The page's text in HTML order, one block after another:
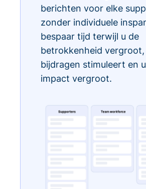
berichten voor elke
zonder individuele
bespaar tijd terwijl u de
betrokkenheid vergroot,
bijdragen stimuleert en
impact vergroot.